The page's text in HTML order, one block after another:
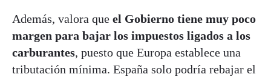
Además, valora que el Gobierno tiene muy poco
margen para bajar los impuestos ligados a los
carburantes, puesto que Europa establece una
tributación mínima. España solo podría rebajar el